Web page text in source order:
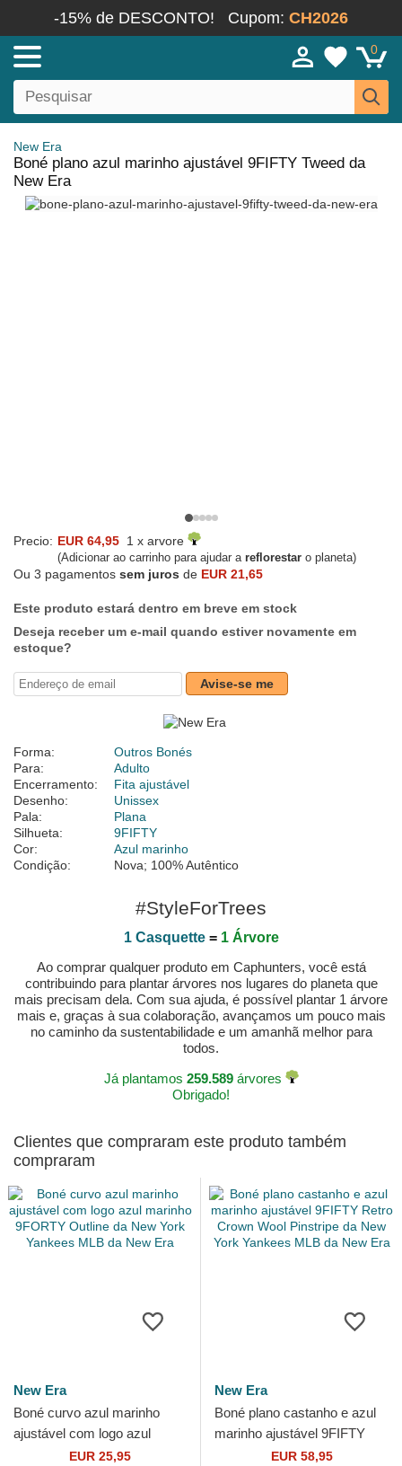
-15% de DESCONTO! Cupom: CH2026
0
New Era
Boné plano azul marinho ajustável 9FIFTY Tweed da
New Era
Precio: EUR 64,95 1 x arvore
(Adicionar ao carrinho para ajudar a reflorestar o planeta)
Ou 3 pagamentos sem juros de EUR 21,65
Este produto estará dentro em breve em stock
Deseja receber um e-mail quando estiver novamente em
estoque?
Avise-se me
Forma:
Outros Bonés
Para:
Adulto
Encerramento:
Fita ajustável
Desenho:
Unissex
Pala:
Plana
Silhueta:
9FIFTY
Cor:
Azul marinho
Condição:
Nova; 100% Autêntico
#StyleForTrees
1 Casquette= 1 Árvore
Ao comprar qualquer produto em Caphunters, você está
contribuindo para plantar árvores nos lugares do planeta que
mais precisam dela. Com sua ajuda, é possível plantar 1 árvore
mais e, graças à sua colaboração, avançamos um pouco mais
no caminho da sustentabilidade e um amanhã melhor para
todos.
Já plantamos 259.589árvores
Obrigado!
Clientes que compraram este produto também
compraram
New Era
Boné curvo azul marinho
ajustável com logo azul
marinho 9FORTY Outline da
EUR 25,95
New Era
Boné plano castanho e azul
marinho ajustável 9FIFTY
Retro Crown Wool Pinstripe
EUR 58,95